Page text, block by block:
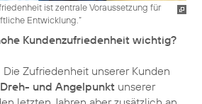
ist zentrale Voraussetzung für
Entwicklung.“
Kundenzufriedenheit wichtig?
Die Zufriedenheit unserer Kunden
Dreh- und Angelpunkt unserer